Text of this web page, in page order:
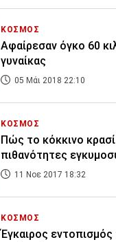
ΚΟΣΜΟΣ
Αφαίρεσαν όγκο 60
γυναίκας
05 Μάι 2018 22:10
ΚΟΣΜΟΣ
Πώς το κόκκινο κρασί
πιθανότητες
11 Νοε 2017 18:32
ΚΟΣΜΟΣ
Έγκαιρος